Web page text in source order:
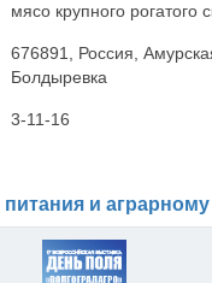
мясо крупного рогатого
676891, Россия,
Болдыревка
3-11-16
и